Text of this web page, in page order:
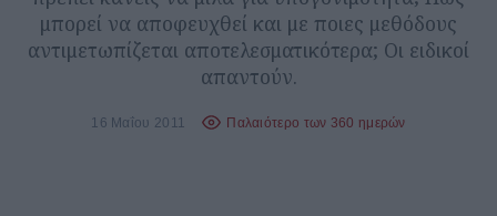
μπορεί να αποφευχθεί και με ποιες μεθόδους
αντιμετωπίζεται αποτελεσματικότερα; Οι ειδικοί
απαντούν.
16 Μαΐου 2011 Παλαιότερο των 360 ημερών